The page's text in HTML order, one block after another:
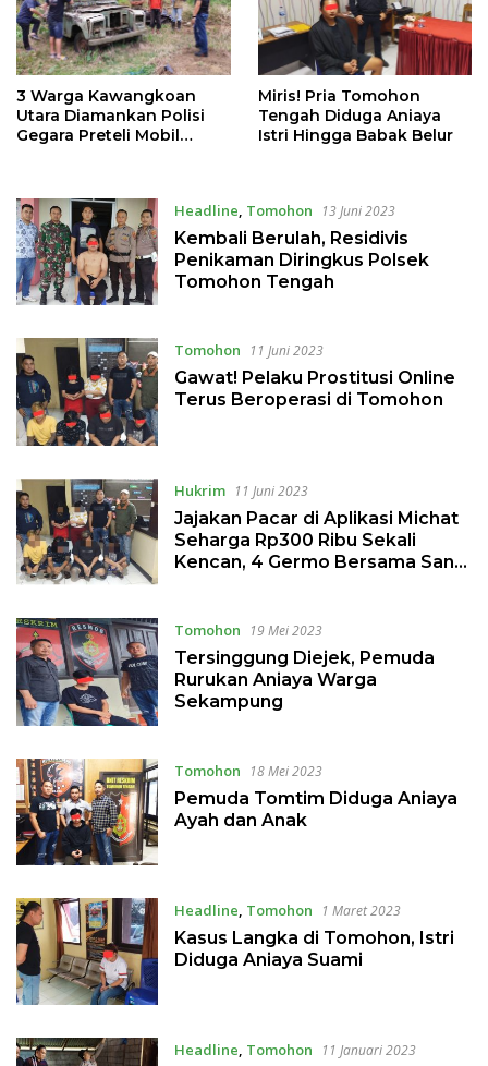
3 Warga Kawangkoan
Utara Diamankan Polisi
Gegara Preteli Mobil
Miris! Pria Tomohon
Tengah Diduga Aniaya
Istri Hingga Babak Belur
Headline, Tomohon 13 Juni 2023
Kembali Berulah, Residivis
Penikaman Diringkus Polsek
Tomohon Tengah
Tomohon 11 Juni 2023
Gawat! Pelaku Prostitusi Online
Terus Beroperasi di Tomohon
Hukrim 11 Juni 2023
Jajakan Pacar di Aplikasi Michat
Seharga Rp300 Ribu Sekali
Kencan, 4 Germo Bersama Sang
Tomohon 19 Mei 2023
Tersinggung Diejek, Pemuda
Rurukan Aniaya Warga
Sekampung
Tomohon 18 Mei 2023
Pemuda Tomtim Diduga Aniaya
Ayah dan Anak
Headline, Tomohon 1 Maret 2023
Kasus Langka di Tomohon, Istri
Diduga Aniaya Suami
Headline, Tomohon 11 Januari 2023